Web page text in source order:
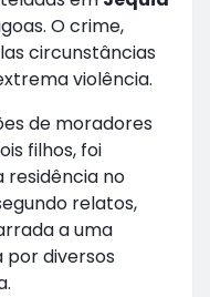
O crime,
circunstâncias
violência.
de moradores
filhos, foi
residência no
relatos,
a uma
por diversos